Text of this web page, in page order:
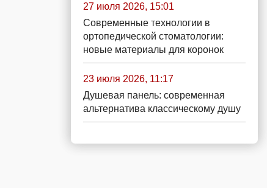
27 июля 2026, 15:01
Современные технологии в
ортопедической стоматологии:
новые материалы для коронок
23 июля 2026, 11:17
Душевая панель: современная
альтернатива классическому душу